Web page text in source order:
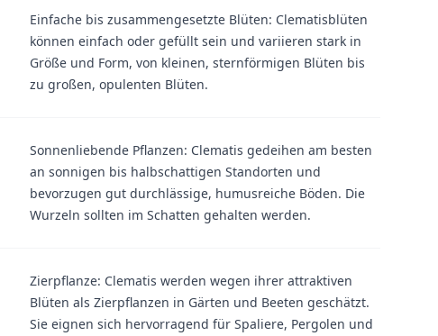
Einfache bis zusammengesetzte Blüten: Clematisblüten
können einfach oder gefüllt sein und variieren stark in
Größe und Form, von kleinen, sternförmigen Blüten bis
zu großen, opulenten Blüten.
Sonnenliebende Pflanzen: Clematis gedeihen am besten
an sonnigen bis halbschattigen Standorten und
bevorzugen gut durchlässige, humusreiche Böden. Die
Wurzeln sollten im Schatten gehalten werden.
Zierpflanze: Clematis werden wegen ihrer attraktiven
Blüten als Zierpflanzen in Gärten und Beeten geschätzt.
Sie eignen sich hervorragend für Spaliere, Pergolen und